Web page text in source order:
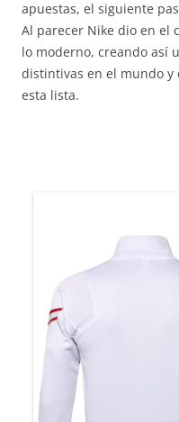
apuestas, el siguiente
Al parecer Nike dio en el
lo moderno, creando así
distintivas en el mundo y
esta lista.